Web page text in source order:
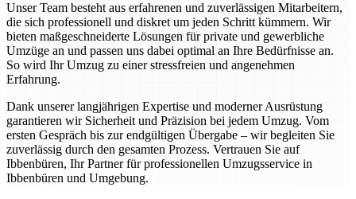
Unser Team besteht aus erfahrenen und zuverlässigen Mitarbeitern,
die sich professionell und diskret um jeden Schritt kümmern. Wir
bieten maßgeschneiderte Lösungen für private und gewerbliche
Umzüge an und passen uns dabei optimal an Ihre Bedürfnisse an.
So wird Ihr Umzug zu einer stressfreien und angenehmen
Erfahrung.
Dank unserer langjährigen Expertise und moderner Ausrüstung
garantieren wir Sicherheit und Präzision bei jedem Umzug. Vom
ersten Gespräch bis zur endgültigen Übergabe – wir begleiten Sie
zuverlässig durch den gesamten Prozess. Vertrauen Sie auf
Ibbenbüren, Ihr Partner für professionellen Umzugsservice in
Ibbenbüren und Umgebung.